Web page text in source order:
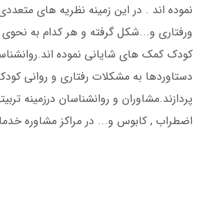
نموده اند . در این زمینه نظریه های
ورفتاری و...شکل گرفته و هر کدام به نحوی
کودک کمک های شایانی نموده
دستاوردها به مشکلات رفتاری و روانی
پردازند.مشاوران و روانشناسان درزمینه
اضطراب , کابوس و... در مراکز مشاوره